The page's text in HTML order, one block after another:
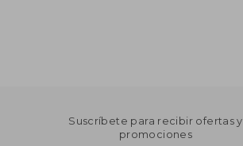
Suscríbete para recibir ofertas y
promociones